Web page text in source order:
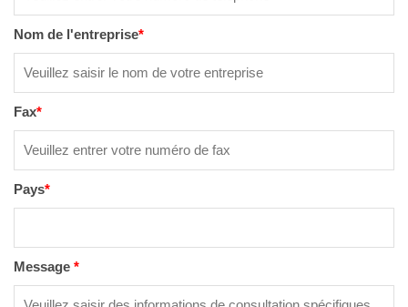
Nom de l'entreprise*
Fax*
Pays*
Message *